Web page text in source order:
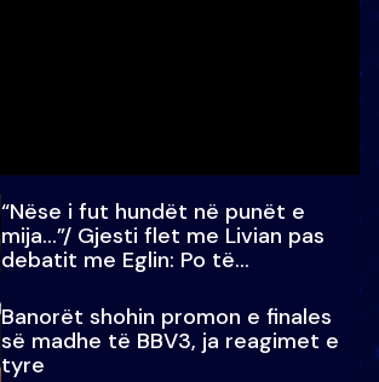
“Nëse i fut hundët në punët e
mija…”/ Gjesti flet me Livian pas
debatit me Eglin: Po të
Banorët shohin promon e finales
së madhe të BBV3, ja reagimet e
tyre